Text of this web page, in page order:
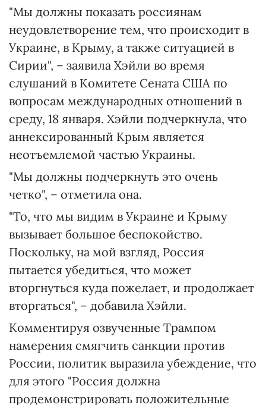
"Мы должны показать россиянам
неудовлетворение тем, что происходит в
Украине, в Крыму, а также ситуацией в
Сирии", – заявила Хэйли во время
слушаний в Комитете Сената США по
вопросам международных отношений в
среду, 18 января. Хэйли подчеркнула, что
аннексированный Крым является
неотъемлемой частью Украины.
"Мы должны подчеркнуть это очень
четко", – отметила она.
"То, что мы видим в Украине и Крыму
вызывает большое беспокойство.
Поскольку, на мой взгляд, Россия
пытается убедиться, что может
вторгнуться куда пожелает, и продолжает
вторгаться", – добавила Хэйли.
Комментируя озвученные Трампом
намерения смягчить санкции против
России, политик выразила убеждение, что
для этого "Россия должна
продемонстрировать положительные